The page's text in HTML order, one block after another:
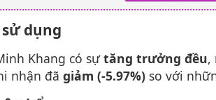
dụng
Khang có sựtăng trưởng đều,
nhận đã giảm (-5.97%) so với